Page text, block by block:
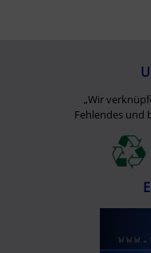
„Wir
Fehlendes und